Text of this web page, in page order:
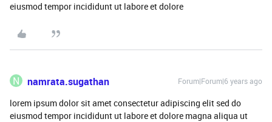
eiusmod tempor incididunt ut labore et dolore
N namrata.sugathan Forum|Forum|6 years ago
lorem ipsum dolor sit amet consectetur adipiscing elit sed do
eiusmod tempor incididunt ut labore et dolore magna aliqua ut